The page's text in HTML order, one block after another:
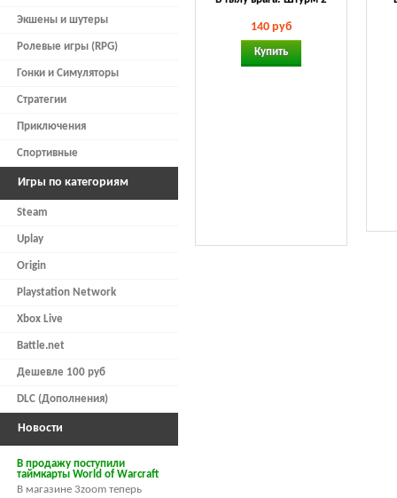
Экшены и шутеры
Ролевые игры (RPG)
Гонки и Симуляторы
Стратегии
Приключения
Спортивные
Игры по категориям
Steam
Uplay
Origin
Playstation Network
Xbox Live
Battle.net
Дешевле 100 руб
DLC (Дополнения)
Новости
В продажу поступили
таймкарты World of Warcraft
В магазине 3zoom теперь
140 руб
Купить